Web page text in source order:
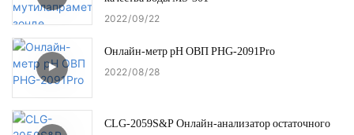
2022 09 22
Онлайн-метр pH ОВП PHG-2091Pro
2022 08 28
CLG-2059S&P Онлайн-анализатор остаточного